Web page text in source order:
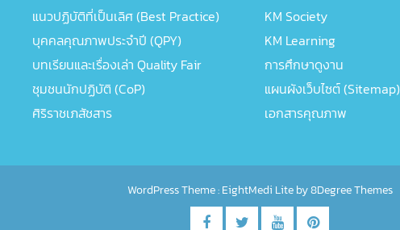
แนวปฏิบัติที่เป็นเลิศ (Best Practice)
บุคคลคุณภาพประจำปี (QPY)
บทเรียนและเรื่องเล่า Quality Fair
ชุมชนนักปฏิบัติ (CoP)
ศิริราชเภสัชสาร
KM Society
KM Learning
การศึกษาดูงาน
แผนผังเว็บไซต์ (Sitemap)
เอกสารคุณภาพ
WordPress Theme :EightMedi Liteby 8Degree Themes